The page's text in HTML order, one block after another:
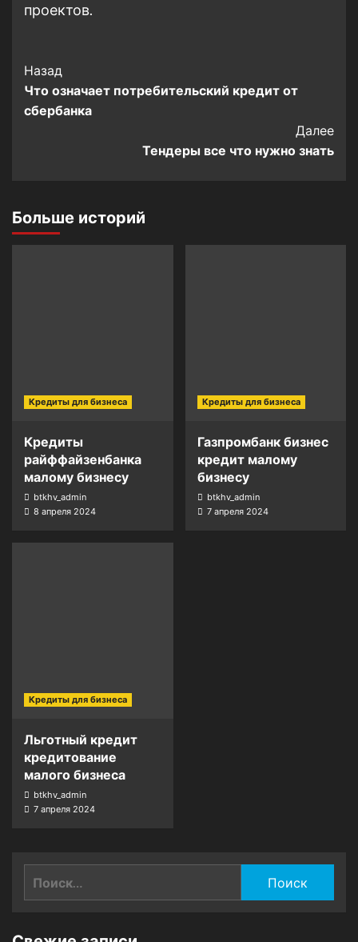
проектов.
Post
Navigation
Назад
Что означает потребительский кредит от
сбербанка
Далее
Тендеры все что нужно знать
Больше историй
Кредиты для бизнеса
Кредиты
райффайзенбанка
малому бизнесу
btkhv_admin
8 апреля 2024
Кредиты для бизнеса
Газпромбанк бизнес
кредит малому
бизнесу
btkhv_admin
7 апреля 2024
Кредиты для бизнеса
Льготный кредит
кредитование
малого бизнеса
btkhv_admin
7 апреля 2024